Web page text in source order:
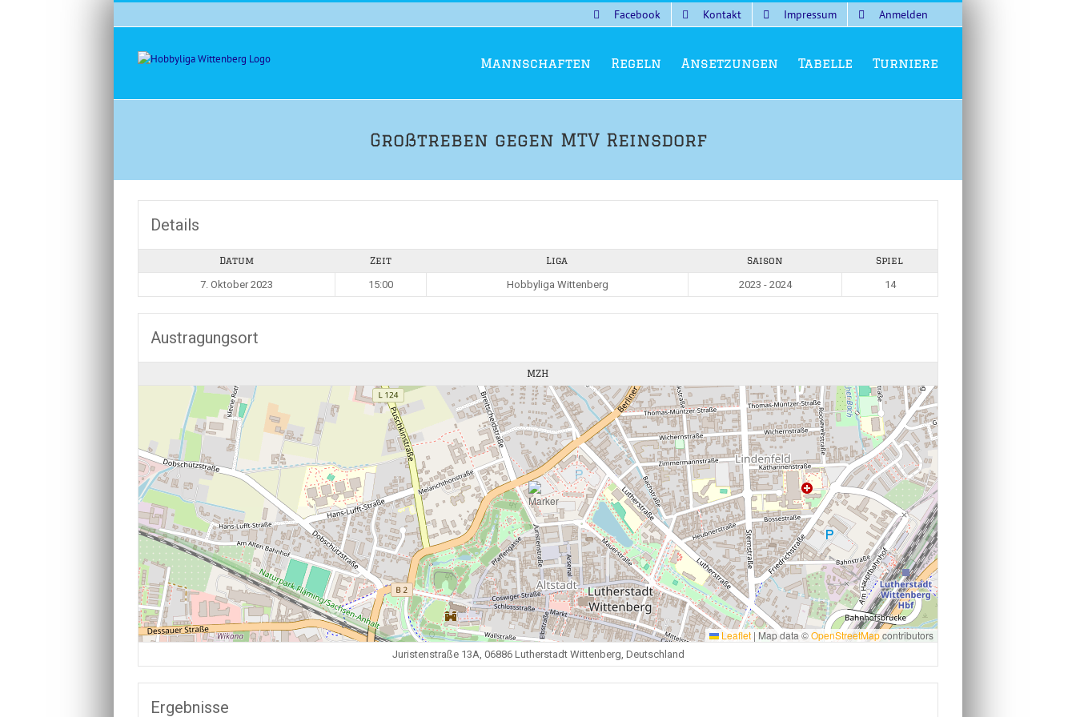
Facebook Kontakt Impressum Anmelden
Mannschaften Regeln Ansetzungen Tabelle Turniere
Großtreben gegen MTV Reinsdorf
Details
Datum Zeit Liga Saison Spiel
7. Oktober 2023 15:00 Hobbyliga Wittenberg 2023 - 2024 14
Austragungsort
MZH
Leaflet | Map data ©OpenStreetMapcontributors
Juristenstraße 13A, 06886 Lutherstadt Wittenberg, Deutschland
Ergebnisse